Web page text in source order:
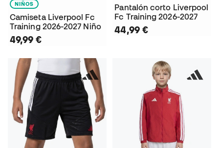
NIÑOS
Camiseta Liverpool Fc
Training 2026-2027 Niño
49,99 €
Pantalón corto Liverpool
Fc Training 2026-2027
44,99 €